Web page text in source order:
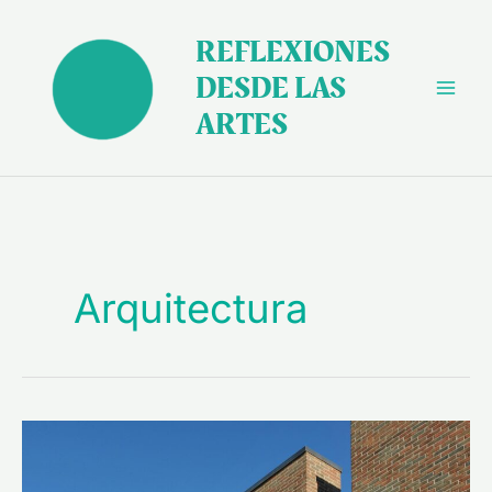
contenido
REFLEXIONES
DESDE LAS
ARTES
Arquitectura